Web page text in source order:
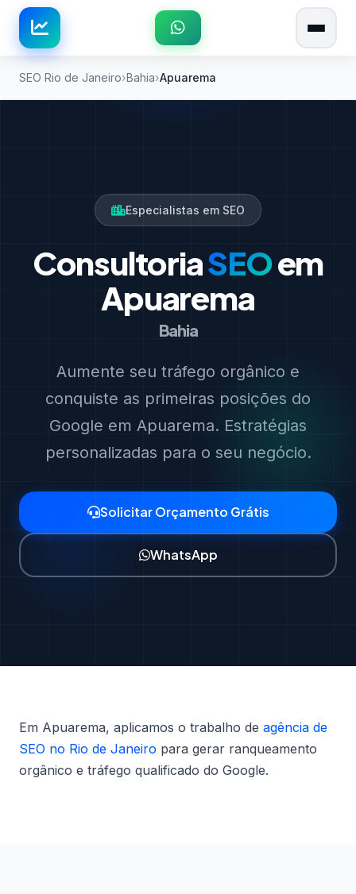
SEO Rio de Janeiro Bahia Apuarema
Especialistas em SEO
ConsultoriaSEOem
Apuarema
Bahia
Aumente seu tráfego orgânico e
conquiste as primeiras posições do
Google em Apuarema. Estratégias
personalizadas para o seu negócio.
Solicitar Orçamento Grátis
WhatsApp
Em Apuarema, aplicamos o trabalho de agência de
SEO no Rio de Janeiro para gerar ranqueamento
orgânico e tráfego qualificado do Google.